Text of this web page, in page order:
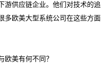
游供应链企业。他们对技术的追
多欧美大型系统公司在这些方面
美有何不同？